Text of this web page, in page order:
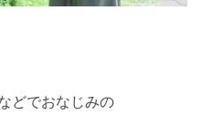
どでおなじみの